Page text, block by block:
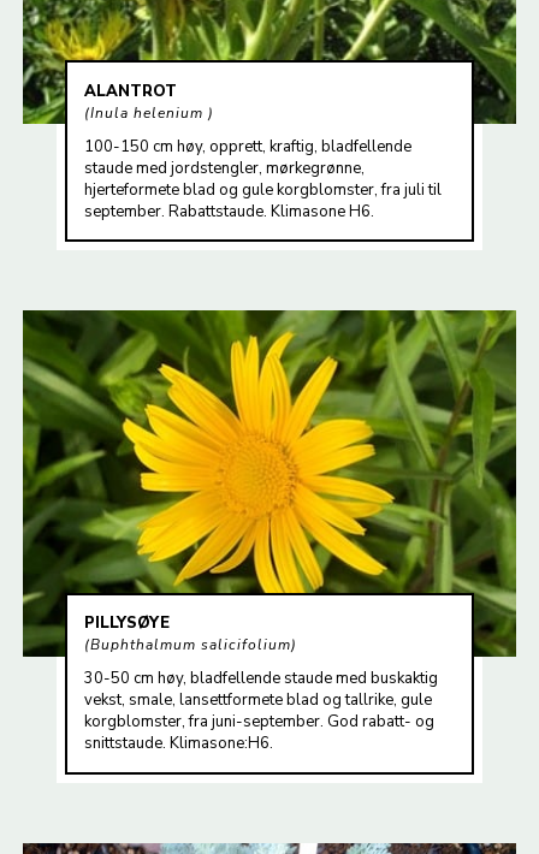
ALANTROT
Inula helenium
100-150 cm høy, opprett, kraftig, bladfellende
staude med jordstengler, mørkegrønne,
hjerteformete blad og gule korgblomster, fra juli til
september. Rabattstaude. Klimasone H6.
PILLYSØYE
Buphthalmum salicifolium
30-50 cm høy, bladfellende staude med buskaktig
vekst, smale, lansettformete blad og tallrike, gule
korgblomster, fra juni-september. God rabatt- og
snittstaude. Klimasone:H6.